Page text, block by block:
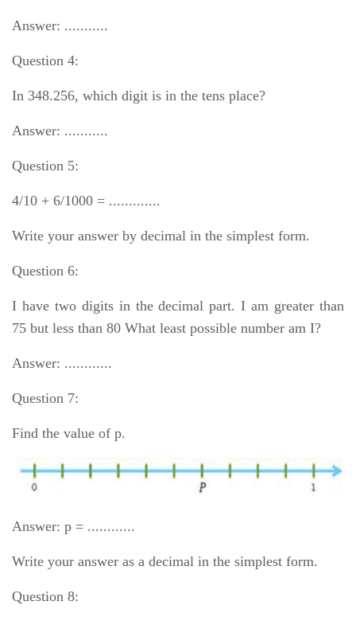
Answer: ...........
Question 4:
In 348.256, which digit is in the tens place?
Answer: ...........
Question 5:
4/10 + 6/1000 = .............
Write your answer by decimal in the simplest form.
Question 6:
I have two digits in the decimal part. I am greater than
75 but less than 80 What least possible number am I?
Answer: ............
Question 7:
Find the value of p.
Answer: p = ............
Write your answer as a decimal in the simplest form.
Question 8: